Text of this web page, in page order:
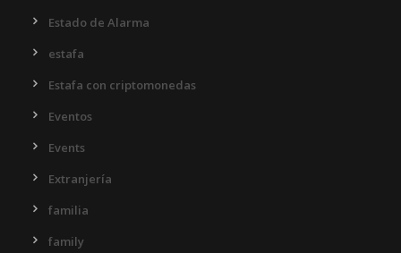
Estado de Alarma
estafa
Estafa con criptomonedas
Eventos
Events
Extranjería
familia
family